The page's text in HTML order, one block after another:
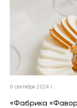
6 сентября 2024 г.
«Фабрика